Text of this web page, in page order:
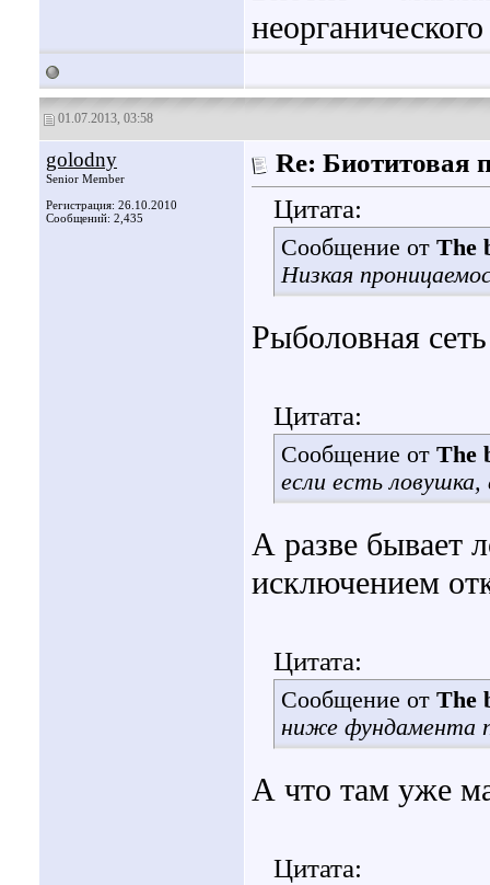
01.07.2013, 03:58
golodny
Senior Member
Регистрация: 26.10.2010
Сообщений: 2,435
Re: Биотитовая
Цитата:
Сообщение от The
Низкая
Рыболовная
Цитата:
Сообщение от The
если есть
А разве бывает
исключением
Цитата:
Сообщение от The
ниже фундамента
А что там уже
Цитата: